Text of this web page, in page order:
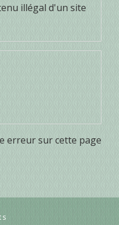
illégal d'un site
erreur sur cette page